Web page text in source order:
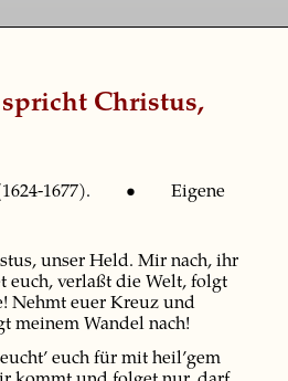
Christus,
(1624-1677). • Eigene
unser Held. Mir nach, ihr
euch, verlaßt die Welt, folgt
Nehmt euer Kreuz und
meinem Wandel nach!
euch für mit heil’gem